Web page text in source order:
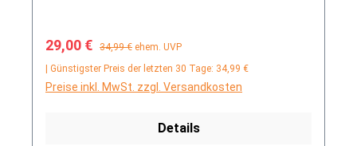
Verkaufspreis:
29,00 € Regulärer Preis:
34,99 € ehem. UVP
| Günstigster Preis der letzten 30 Tage: 34,99 €
Preise inkl. MwSt. zzgl. Versandkosten
Details